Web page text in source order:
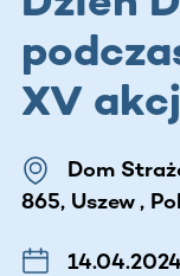
XV
Dom
865, Uszew ,
14.04.2024